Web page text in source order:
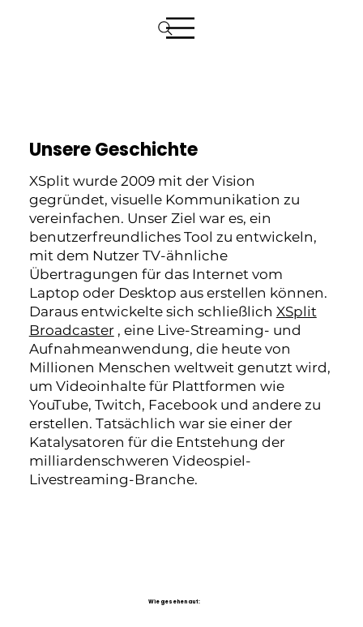
Wie gesehen auf:
Unsere Geschichte
XSplit wurde 2009 mit der Vision
gegründet, visuelle Kommunikation zu
vereinfachen. Unser Ziel war es, ein
benutzerfreundliches Tool zu entwickeln,
mit dem Nutzer TV-ähnliche
Übertragungen für das Internet vom
Laptop oder Desktop aus erstellen können.
Daraus entwickelte sich schließlich XSplit
Broadcaster, eine Live-Streaming- und
Aufnahmeanwendung, die heute von
Millionen Menschen weltweit genutzt wird,
um Videoinhalte für Plattformen wie
YouTube, Twitch, Facebook und andere zu
erstellen. Tatsächlich war sie einer der
Katalysatoren für die Entstehung der
milliardenschweren Videospiel-
Livestreaming-Branche.